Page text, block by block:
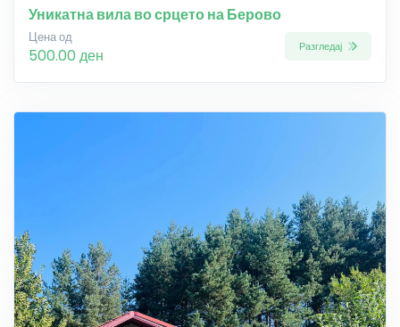
Уникатна вила во срцето на Берово
Цена од
500.00 ден Разгледај